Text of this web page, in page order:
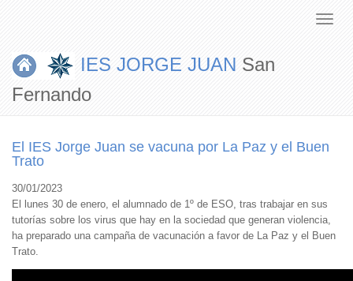
IES JORGE JUAN San
Fernando
El IES Jorge Juan se vacuna por La Paz y el Buen
Trato
30/01/2023
El lunes 30 de enero, el alumnado de 1º de ESO, tras trabajar en sus
tutorías sobre los virus que hay en la sociedad que generan violencia,
ha preparado una campaña de vacunación a favor de La Paz y el Buen
Trato.